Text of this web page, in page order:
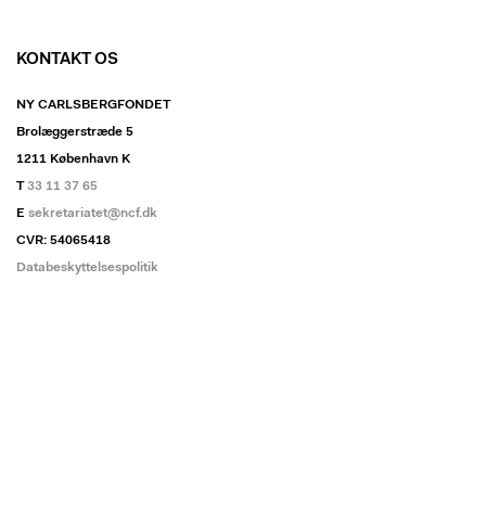
KONTAKT OS
NY CARLSBERGFONDET
Brolæggerstræde 5
1211 København K
T33 11 37 65
E sekretariatet@ncf.dk
CVR: 54065418
Databeskyttelsespolitik